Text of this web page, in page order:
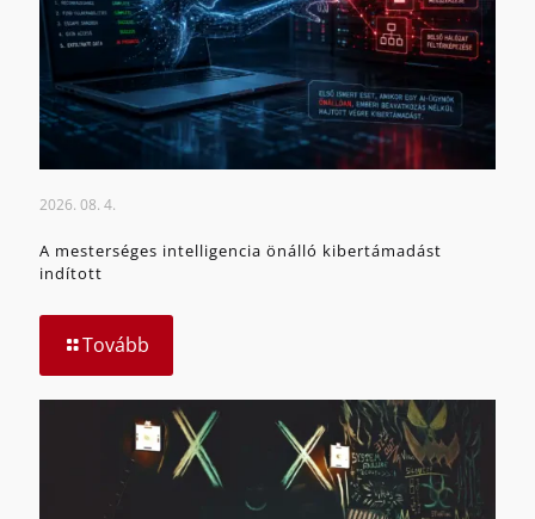
2026. 08. 4.
A mesterséges intelligencia önálló kibertámadást
indított
Tovább